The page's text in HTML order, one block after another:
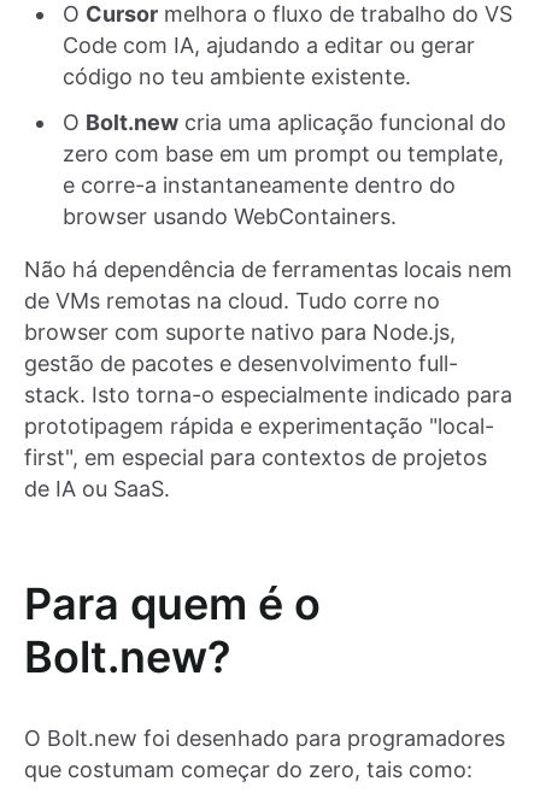
O Cursor melhora o fluxo de trabalho do VS
Code com IA, ajudando a editar ou gerar
código no teu ambiente existente.
O Bolt.new cria uma aplicação funcional do
zero com base em um prompt ou template,
e corre-a instantaneamente dentro do
browser usando WebContainers.
Não há dependência de ferramentas locais nem
de VMs remotas na cloud. Tudo corre no
browser com suporte nativo para Node.js,
gestão de pacotes e desenvolvimento full-
stack. Isto torna-o especialmente indicado para
prototipagem rápida e experimentação "local-
first", em especial para contextos de projetos
de IA ou SaaS.
Para quem é o
Bolt.new?
O Bolt.new foi desenhado para programadores
que costumam começar do zero, tais como: